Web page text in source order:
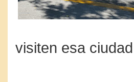
visiten esa